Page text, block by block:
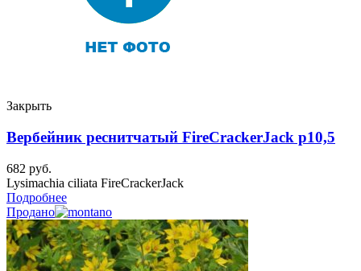
Закрыть
Вербейник реснитчатый FireCrackerJack p10,5
682 руб.
Lysimachia ciliata FireCrackerJack
Подробнее
Продано